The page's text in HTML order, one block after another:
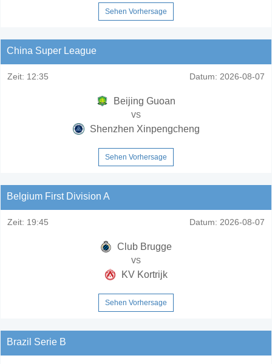
Sehen Vorhersage
China Super League
Zeit: 12:35 Datum: 2026-08-07
Beijing Guoan
vs
Shenzhen Xinpengcheng
Sehen Vorhersage
Belgium First Division A
Zeit: 19:45 Datum: 2026-08-07
Club Brugge
vs
KV Kortrijk
Sehen Vorhersage
Brazil Serie B